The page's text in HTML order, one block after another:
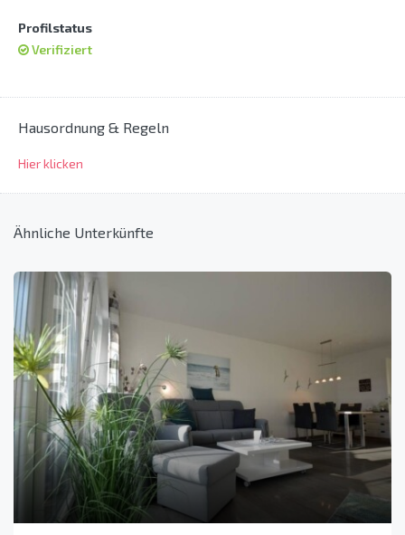
Profilstatus
Verifiziert
Hausordnung & Regeln
Hier klicken
Ähnliche Unterkünfte